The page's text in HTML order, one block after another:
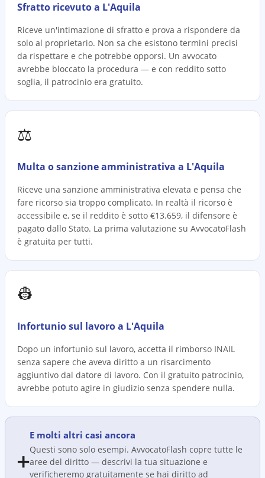
Sfratto ricevuto a L'Aquila
Riceve un'intimazione di sfratto e prova a rispondere da
solo al proprietario. Non sa che esistono termini precisi
da rispettare e che potrebbe opporsi. Un avvocato
avrebbe bloccato la procedura — e con reddito sotto
soglia, il patrocinio era gratuito.
⚖️
Multa o sanzione amministrativa a L'Aquila
Riceve una sanzione amministrativa elevata e pensa che
fare ricorso sia troppo complicato. In realtà il ricorso è
accessibile e, se il reddito è sotto €13.659, il difensore è
pagato dallo Stato. La prima valutazione su AvvocatoFlash
è gratuita per tutti.
👷
Infortunio sul lavoro a L'Aquila
Dopo un infortunio sul lavoro, accetta il rimborso INAIL
senza sapere che aveva diritto a un risarcimento
aggiuntivo dal datore di lavoro. Con il gratuito patrocinio,
avrebbe potuto agire in giudizio senza spendere nulla.
➕
E molti altri casi ancora
Questi sono solo esempi. AvvocatoFlash copre tutte le
aree del diritto — descrivi la tua situazione e
verificheremo gratuitamente se hai diritto ad